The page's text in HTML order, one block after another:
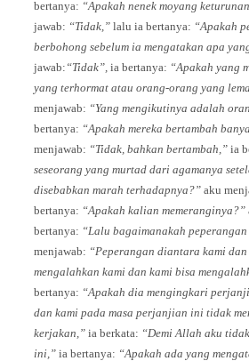
bertanya: “Apakah nenek moyang
jawab: “Tidak,” lalu ia bertanya: “Apakah
berbohong sebelum ia mengatakan apa
jawab: “Tidak”, ia bertanya: “Apakah yang
yang terhormat atau orang-orang yang
menjawab: “Yang mengikutinya adalah
bertanya: “Apakah mereka bertambah
menjawab: “Tidak, bahkan bertambah,” ia
seseorang yang murtad dari agamanya
disebabkan marah terhadapnya?” aku
bertanya: “Apakah kalian memeranginya?”
bertanya: “Lalu bagaimanakah
menjawab: “Peperangan diantara kami
mengalahkan kami dan kami bisa
bertanya: “Apakah dia mengingkari
dan kami pada masa perjanjian ini tidak
kerjakan,” ia berkata: “Demi Allah aku
ini,” ia bertanya: “Apakah ada yang